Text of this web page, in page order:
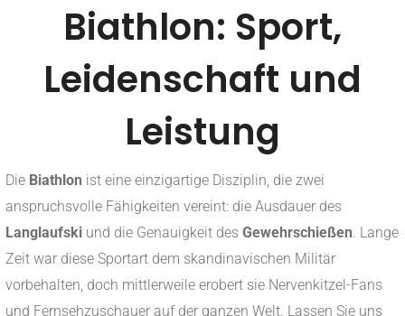
Biathlon: Sport,
Leidenschaft und
Leistung
Die Biathlon ist eine einzigartige Disziplin, die zwei
anspruchsvolle Fähigkeiten vereint: die Ausdauer des
Langlaufski und die Genauigkeit des Gewehrschießen . Lange
Zeit war diese Sportart dem skandinavischen Militär
vorbehalten, doch mittlerweile erobert sie Nervenkitzel-Fans
und Fernsehzuschauer auf der ganzen Welt. Lassen Sie uns